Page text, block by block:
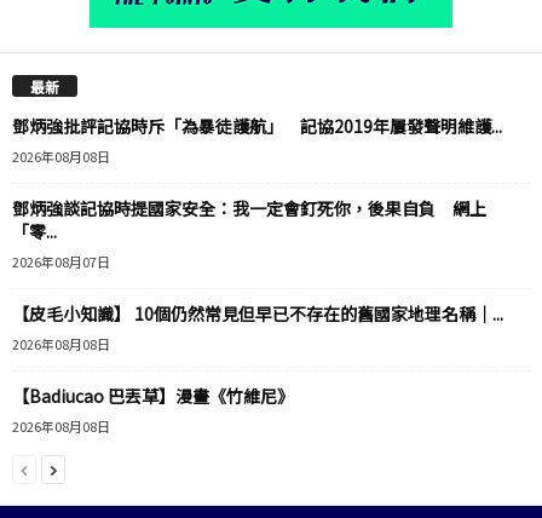
最新
鄧炳強批評記協時斥「為暴徒護航」 記協2019年屢發聲明維護...
2026年08月08日
鄧炳強談記協時提國家安全：我一定會釘死你，後果自負 網上
「零...
2026年08月07日
【皮毛小知識】 10個仍然常見但早已不存在的舊國家地理名稱｜...
2026年08月08日
【Badiucao 巴丟草】漫畫《竹維尼》
2026年08月08日